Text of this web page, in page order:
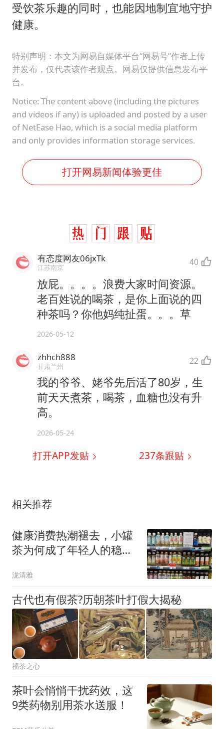
受饮茶乐趣的同时，也能因地制宜地守护
健康。
特别声明：本文为网易自媒体平台“网易号”作者上传
并发布，仅代表该作者观点。网易仅提供信息发布平
台。
Notice: The content above (including the pictures
and videos if any) is uploaded and posted by a user
of NetEase Hao, which is a social media platform
and only provides information storage services.
打开网易新闻体验更佳
有态度网友06jxTk
江苏南京 40
放屁。。。。浪费大家时间资源。
老百姓说的喝茶，是你上面说的四
种茶吗？你他妈纯扯蛋。。。草
2026-05-12
zhhch888
甘肃兰州 22
我的爷爷、姥爷先后活了80岁，生
前天天煮茶，喝茶，血糖也没有升
高。
2026-05-24
打开APP发贴 237条跟贴
相关推荐
健康消费热潮褪去，小罐
茶为何成了年轻人的稳定
泷清雅
古代也有假茶?历朝茶叶打假大揭秘
福茶之心
茶叶会悄悄干扰药效，这
9类药物别用茶水送服！